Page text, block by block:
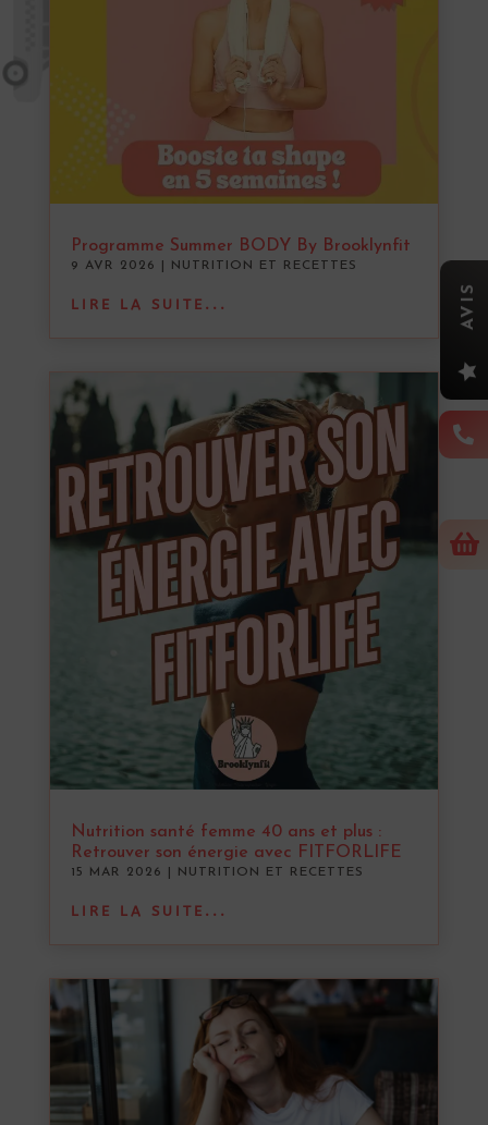
Programme Summer BODY By Brooklynfit
9 AVR 2026 NUTRITION ET RECETTES
LIRE LA SUITE...
Nutrition santé femme 40 ans et plus :
Retrouver son énergie avec FITFORLIFE
15 MAR 2026 NUTRITION ET RECETTES
LIRE LA SUITE...



AVIS